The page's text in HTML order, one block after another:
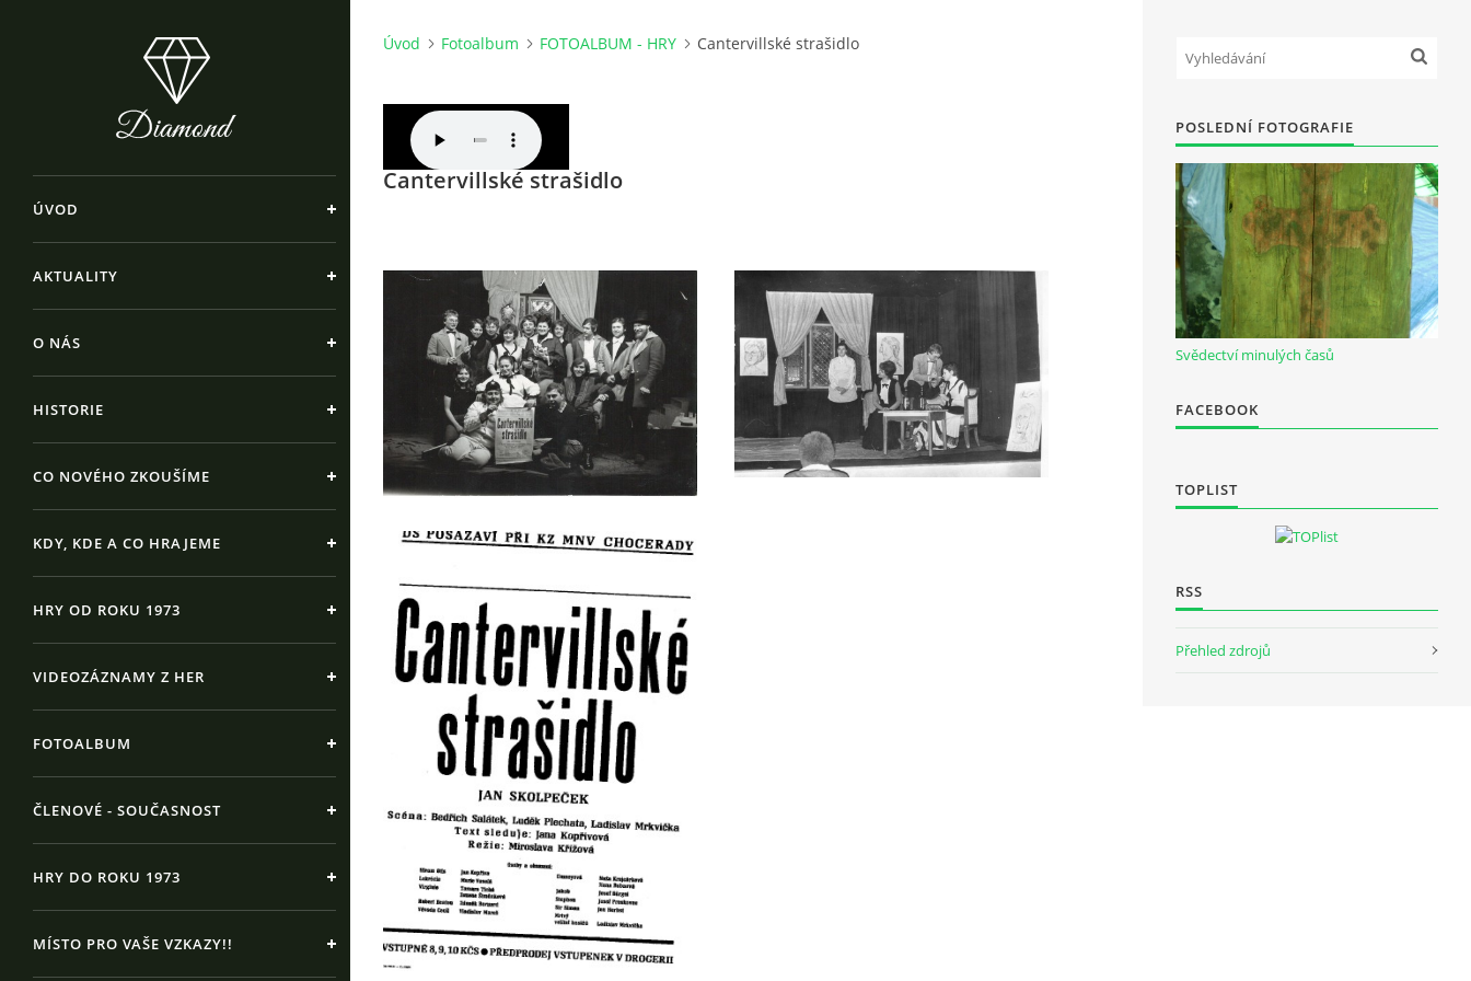
ÚVOD
AKTUALITY
O NÁS
HISTORIE
CO NOVÉHO ZKOUŠÍME
KDY, KDE A CO HRAJEME
HRY OD ROKU 1973
VIDEOZÁZNAMY Z HER
FOTOALBUM
ČLENOVÉ - SOUČASNOST
HRY DO ROKU 1973
MÍSTO PRO VAŠE VZKAZY!!
Úvod Fotoalbum FOTOALBUM - HRY Cantervillské strašidlo
Cantervillské strašidlo
POSLEDNÍ FOTOGRAFIE
Svědectví minulých časů
FACEBOOK
TOPLIST
RSS
Přehled zdrojů